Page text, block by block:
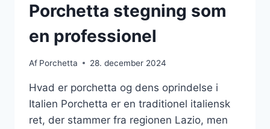
Porchetta stegning som
en professionel
Af Porchetta 28. december 2024
Hvad er porchetta og dens oprindelse i
Italien Porchetta er en traditionel italiensk
ret, der stammer fra regionen Lazio, men